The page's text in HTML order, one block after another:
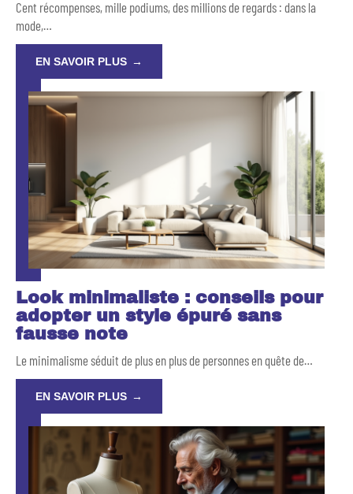
Cent récompenses, mille podiums, des millions de regards : dans la
mode,…
EN SAVOIR PLUS
Look minimaliste : conseils pour
adopter un style épuré sans
fausse note
Le minimalisme séduit de plus en plus de personnes en quête de…
EN SAVOIR PLUS